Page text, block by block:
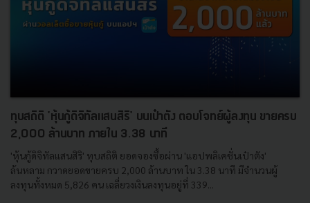
ทุบสถิติ 'หุ้นกู้ดิจิทัลแสนสิริ' บนเป๋าตัง ตอบโจทย์ผู้ลงทุน ขายครบ
2,000 ล้านบาท ภายใน 3.38 นาที
'หุ้นกู้ดิจิทัลแสนสิริ' ทุบสถิติ ยอดจองซื้อผ่าน 'แอปพลิเคชั่นเป๋าตัง'
ล้นหลาม กวาดยอดขายครบ 2,000 ล้านบาท ใน 3.38 นาที มีจำนวนผู้
ลงทุนทั้งหมด 5,826 คน เฉลี่ยวงเงินลงทุนอยู่ที่ 339...